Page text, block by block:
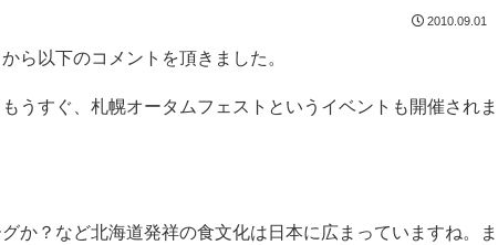
2010.09.01
ら以下のコメントを頂きました。
うすぐ、札幌オータムフェストというイベントも開催されま
か？など北海道発祥の食文化は日本に広まっていますね。ま